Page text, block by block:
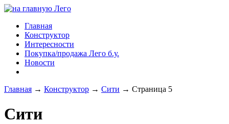
Главная
Конструктор
Интересности
Покупка/продажа Лего б.у.
Новости
Главная → Конструктор → Сити → Страница 5
Сити